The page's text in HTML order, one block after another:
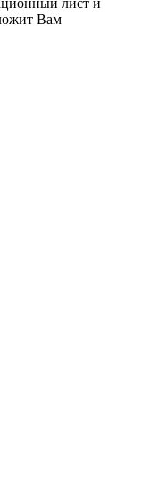
лист и
Вам